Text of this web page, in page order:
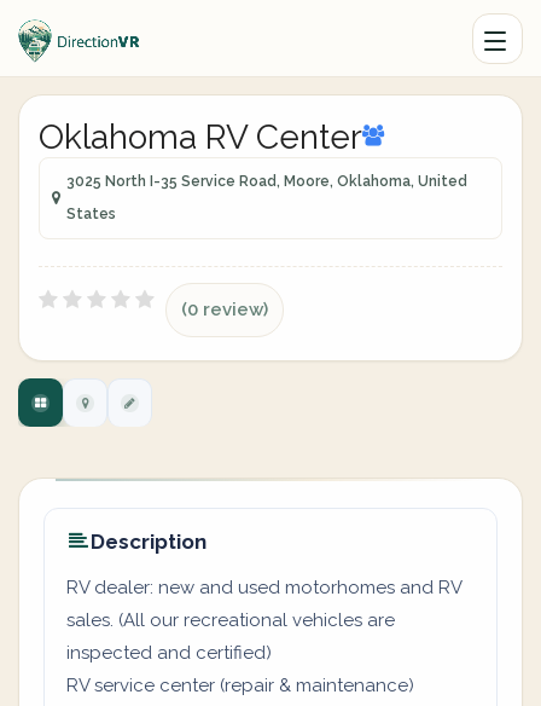
Oklahoma RV Center
3025 North I-35 Service Road, Moore, Oklahoma, United
States
(0 review)
Description
RV dealer: new and used motorhomes and RV
sales. (All our recreational vehicles are
inspected and certified)
RV service center (repair & maintenance)